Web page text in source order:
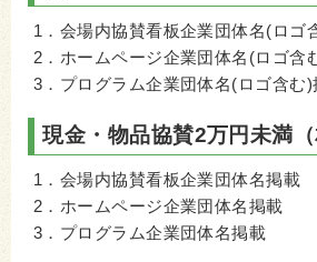
1．会場内協賛看板企業団体名(ロゴ
2．ホームページ企業団体名(ロゴ含
3．プログラム企業団体名(ロゴ含む)
現金・物品協賛2万円未満（
1．会場内協賛看板企業団体名掲載
2．ホームページ企業団体名掲載
3．プログラム企業団体名掲載